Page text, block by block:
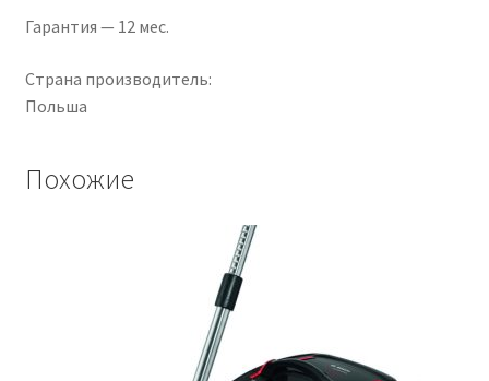
Гарантия — 12 мес.
Страна производитель:
Польша
Похожие